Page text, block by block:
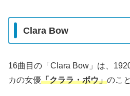
Clara Bow
16曲目の「Clara Bow」は、
カの女優「クララ・ボウ」のこと